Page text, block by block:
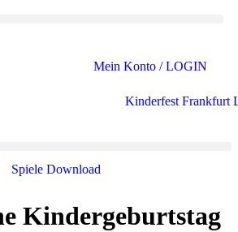
Mein Konto / LOGIN
Spiele Download
Kindergeburtstag